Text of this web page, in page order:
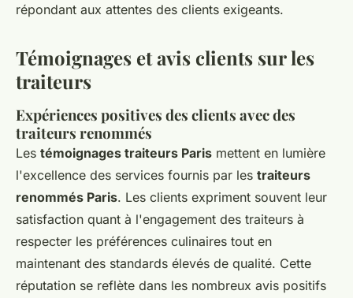
répondant aux attentes des clients exigeants.
Témoignages et avis clients sur les
traiteurs
Expériences positives des clients avec des
traiteurs renommés
Les témoignages traiteurs Paris mettent en lumière
l'excellence des services fournis par les traiteurs
renommés Paris. Les clients expriment souvent leur
satisfaction quant à l'engagement des traiteurs à
respecter les préférences culinaires tout en
maintenant des standards élevés de qualité. Cette
réputation se reflète dans les nombreux avis positifs